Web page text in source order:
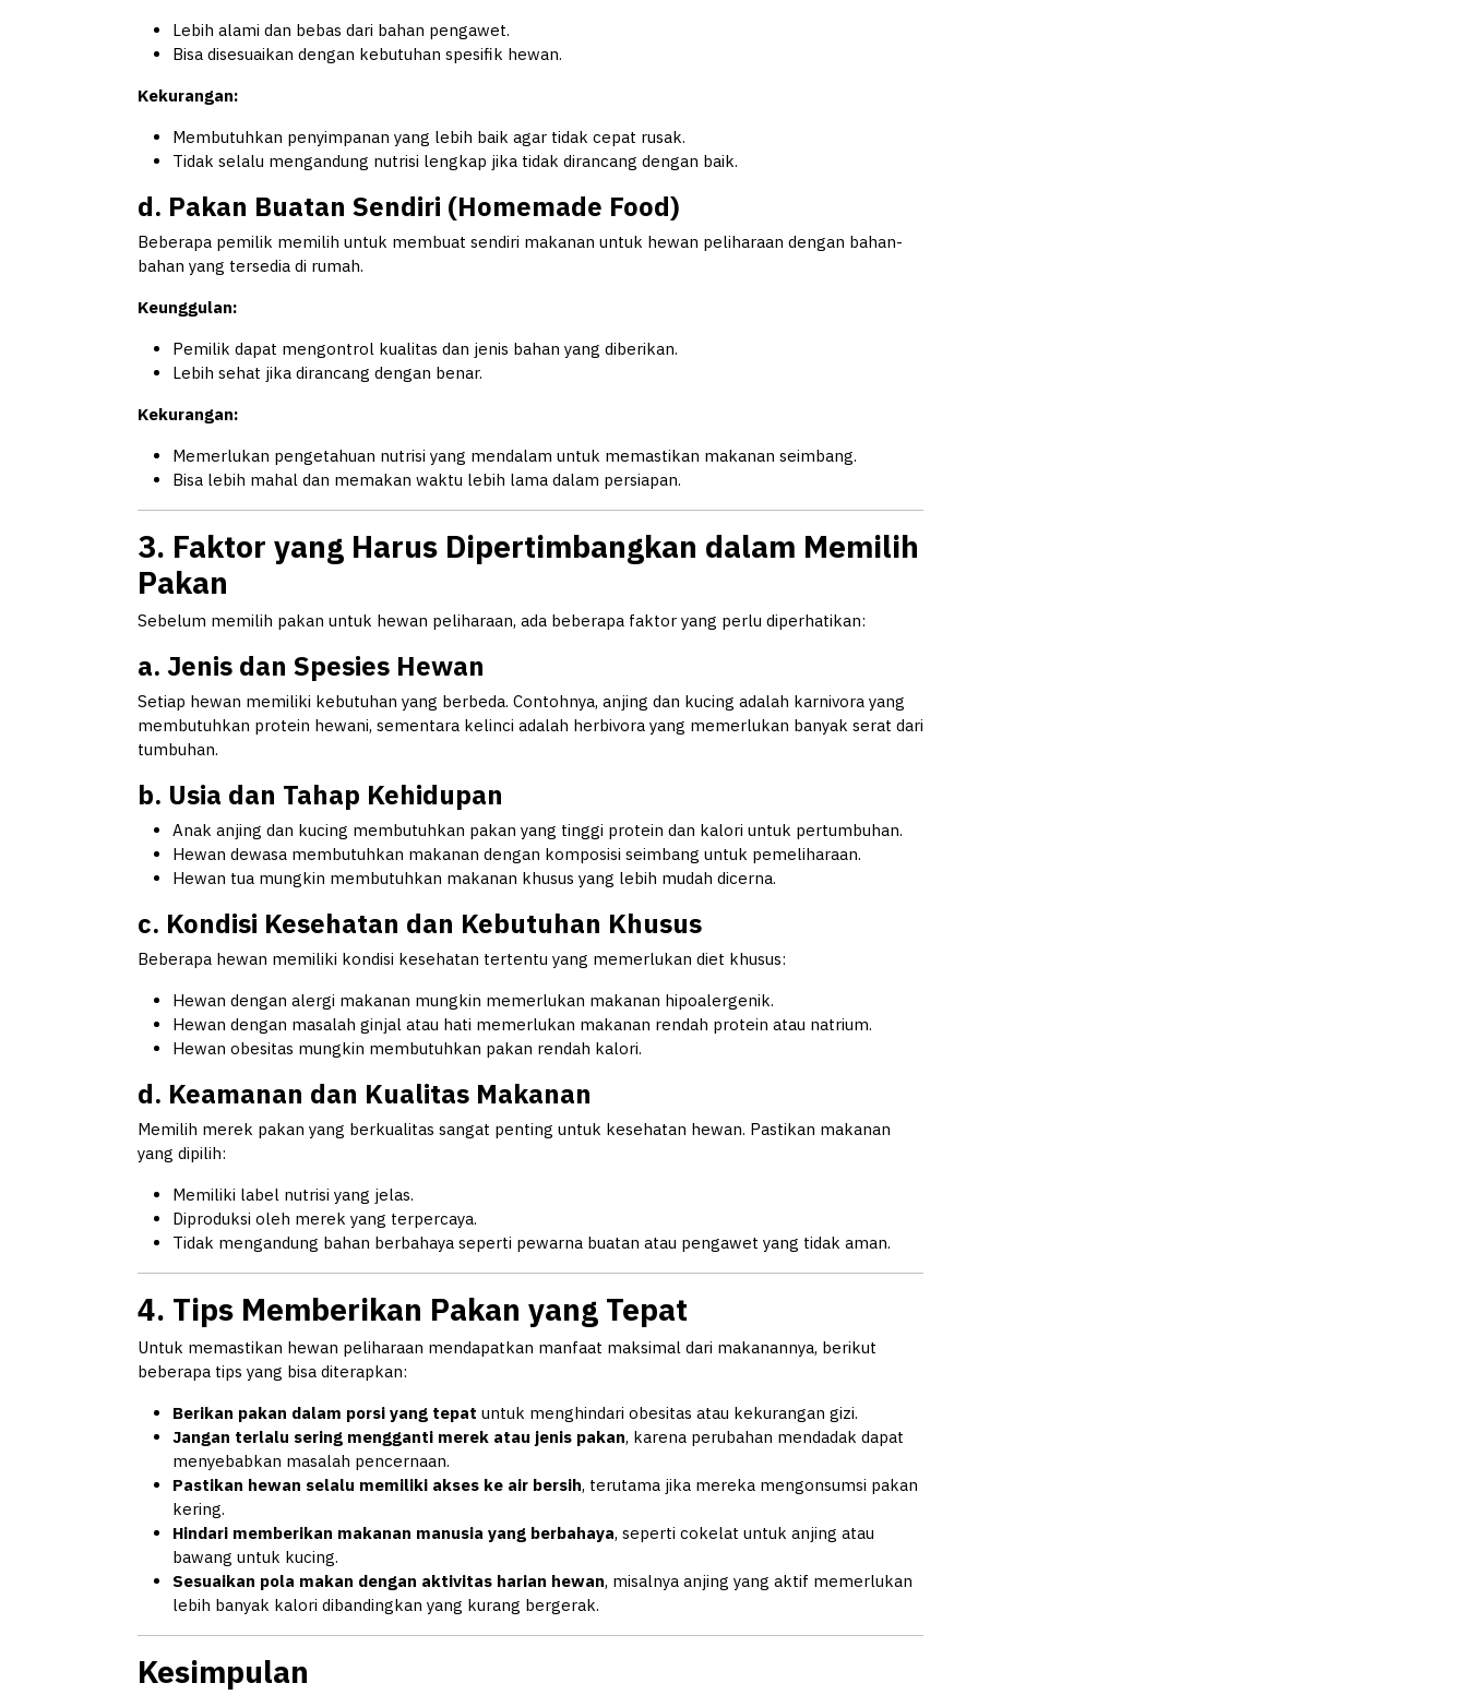
Lebih alami dan bebas dari bahan pengawet.
Bisa disesuaikan dengan kebutuhan spesifik hewan.
Kekurangan:
Membutuhkan penyimpanan yang lebih baik agar tidak cepat rusak.
Tidak selalu mengandung nutrisi lengkap jika tidak dirancang dengan baik.
d. Pakan Buatan Sendiri (Homemade Food)
Beberapa pemilik memilih untuk membuat sendiri makanan untuk hewan peliharaan dengan bahan-
bahan yang tersedia di rumah.
Keunggulan:
Pemilik dapat mengontrol kualitas dan jenis bahan yang diberikan.
Lebih sehat jika dirancang dengan benar.
Kekurangan:
Memerlukan pengetahuan nutrisi yang mendalam untuk memastikan makanan seimbang.
Bisa lebih mahal dan memakan waktu lebih lama dalam persiapan.
3. Faktor yang Harus Dipertimbangkan dalam Memilih
Pakan
Sebelum memilih pakan untuk hewan peliharaan, ada beberapa faktor yang perlu diperhatikan:
a. Jenis dan Spesies Hewan
Setiap hewan memiliki kebutuhan yang berbeda. Contohnya, anjing dan kucing adalah karnivora yang
membutuhkan protein hewani, sementara kelinci adalah herbivora yang memerlukan banyak serat dari
tumbuhan.
b. Usia dan Tahap Kehidupan
Anak anjing dan kucing membutuhkan pakan yang tinggi protein dan kalori untuk pertumbuhan.
Hewan dewasa membutuhkan makanan dengan komposisi seimbang untuk pemeliharaan.
Hewan tua mungkin membutuhkan makanan khusus yang lebih mudah dicerna.
c. Kondisi Kesehatan dan Kebutuhan Khusus
Beberapa hewan memiliki kondisi kesehatan tertentu yang memerlukan diet khusus:
Hewan dengan alergi makanan mungkin memerlukan makanan hipoalergenik.
Hewan dengan masalah ginjal atau hati memerlukan makanan rendah protein atau natrium.
Hewan obesitas mungkin membutuhkan pakan rendah kalori.
d. Keamanan dan Kualitas Makanan
Memilih merek pakan yang berkualitas sangat penting untuk kesehatan hewan. Pastikan makanan
yang dipilih:
Memiliki label nutrisi yang jelas.
Diproduksi oleh merek yang terpercaya.
Tidak mengandung bahan berbahaya seperti pewarna buatan atau pengawet yang tidak aman.
4. Tips Memberikan Pakan yang Tepat
Untuk memastikan hewan peliharaan mendapatkan manfaat maksimal dari makanannya, berikut
beberapa tips yang bisa diterapkan:
Berikan pakan dalam porsi yang tepat untuk menghindari obesitas atau kekurangan gizi.
Jangan terlalu sering mengganti merek atau jenis pakan, karena perubahan mendadak dapat
menyebabkan masalah pencernaan.
Pastikan hewan selalu memiliki akses ke air bersih, terutama jika mereka mengonsumsi pakan
kering.
Hindari memberikan makanan manusia yang berbahaya, seperti cokelat untuk anjing atau
bawang untuk kucing.
Sesuaikan pola makan dengan aktivitas harian hewan, misalnya anjing yang aktif memerlukan
lebih banyak kalori dibandingkan yang kurang bergerak.
Kesimpulan